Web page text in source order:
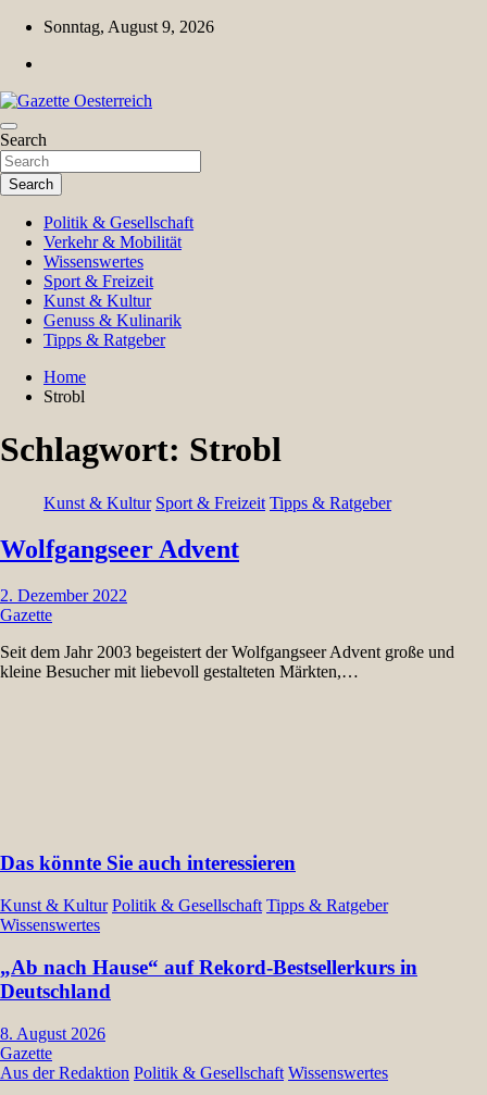
Skip
content
Sonntag, August 9, 2026
Gazette Oesterreich
Magazin für Freizeit, Politik, Kultur & Wissenschaft
Search
Search
Politik & Gesellschaft
Verkehr & Mobilität
Wissenswertes
Sport & Freizeit
Kunst & Kultur
Genuss & Kulinarik
Tipps & Ratgeber
Home
Strobl
Schlagwort: Strobl
Kunst & Kultur Sport & Freizeit Tipps & Ratgeber
Wolfgangseer Advent
2. Dezember 2022
Gazette
Seit dem Jahr 2003 begeistert der Wolfgangseer Advent große und
kleine Besucher mit liebevoll gestalteten Märkten,…
Das könnte Sie auch interessieren
Kunst & Kultur Politik & Gesellschaft Tipps & Ratgeber
Wissenswertes
„Ab nach Hause“ auf Rekord-Bestsellerkurs in
Deutschland
8. August 2026
Gazette
Aus der Redaktion Politik & Gesellschaft Wissenswertes